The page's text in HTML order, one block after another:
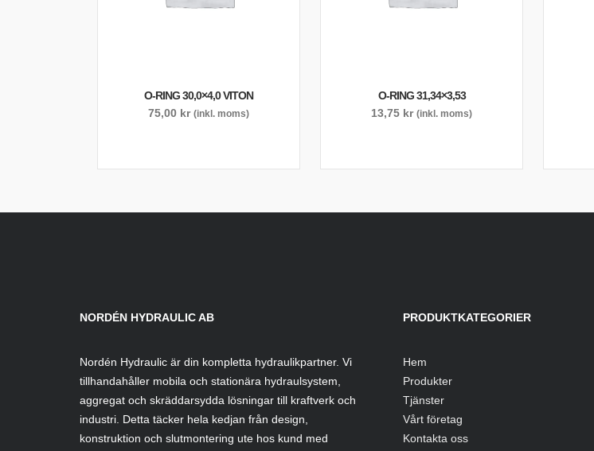
O-RING 30,0×4,0 VITON
75,00 kr (inkl. moms)
O-RING 31,34×3,53
13,75 kr (inkl. moms)
NORDÉN HYDRAULIC AB
Nordén Hydraulic är din kompletta hydraulikpartner. Vi
tillhandahåller mobila och stationära hydraulsystem,
aggregat och skräddarsydda lösningar till kraftverk och
industri. Detta täcker hela kedjan från design,
konstruktion och slutmontering ute hos kund med
PRODUKTKATEGORIER
Hem
Produkter
Tjänster
Vårt företag
Kontakta oss